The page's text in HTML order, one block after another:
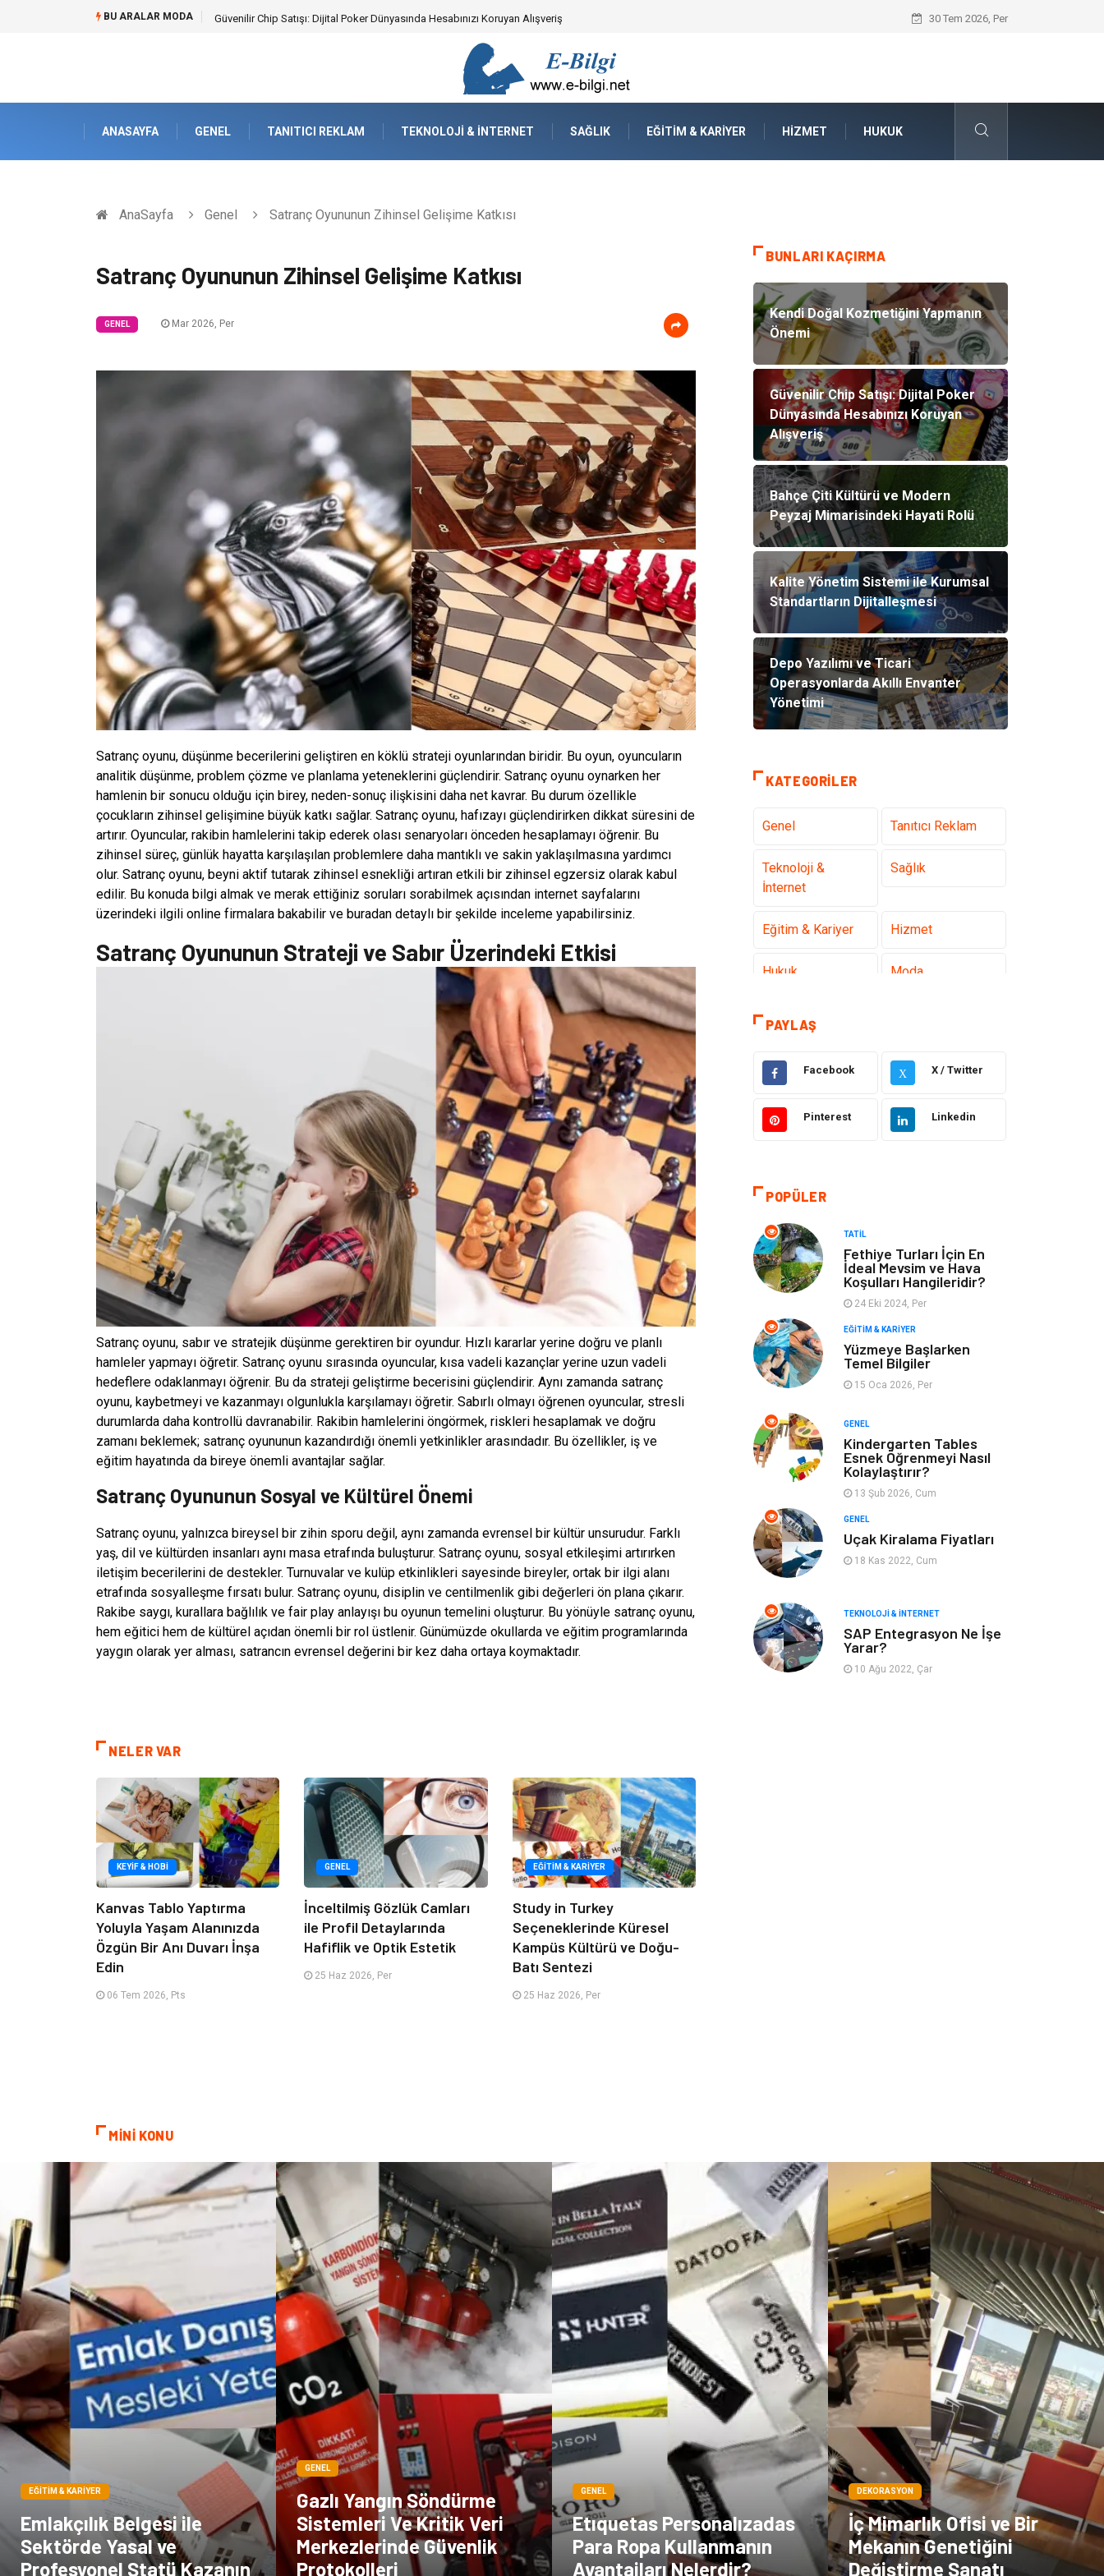
BU ARALAR MODA Bahçe Çiti Kültürü ve Modern Peyzaj Mimarisindeki Hayati Rolü Kalite Yönetim Sistemi ile Kurumsal
30 Tem 2026, Per
ANASAYFA GENEL TANITICI REKLAM TEKNOLOJI & İNTERNET SAĞLIK EĞITIM & KARIYER HIZMET HUKUK
AnaSayfa Genel Satranç Oyununun Zihinsel Gelişime Katkısı
Satranç Oyununun Zihinsel Gelişime Katkısı
GENEL Mar 2026, Per
Satranç oyunu, düşünme becerilerini geliştiren en köklü strateji oyunlarından biridir. Bu oyun, oyuncuların
analitik düşünme, problem çözme ve planlama yeteneklerini güçlendirir. Satranç oyunu oynarken her
hamlenin bir sonucu olduğu için birey, neden-sonuç ilişkisini daha net kavrar. Bu durum özellikle
çocukların zihinsel gelişimine büyük katkı sağlar. Satranç oyunu, hafızayı güçlendirirken dikkat süresini de
artırır. Oyuncular, rakibin hamlelerini takip ederek olası senaryoları önceden hesaplamayı öğrenir. Bu
zihinsel süreç, günlük hayatta karşılaşılan problemlere daha mantıklı ve sakin yaklaşılmasına yardımcı
olur. Satranç oyunu, beyni aktif tutarak zihinsel esnekliği artıran etkili bir zihinsel egzersiz olarak kabul
edilir. Bu konuda bilgi almak ve merak ettiğiniz soruları sorabilmek açısından internet sayfalarını
üzerindeki ilgili online firmalara bakabilir ve buradan detaylı bir şekilde inceleme yapabilirsiniz.
Satranç Oyununun Strateji ve Sabır Üzerindeki Etkisi
Satranç oyunu, sabır ve stratejik düşünme gerektiren bir oyundur. Hızlı kararlar yerine doğru ve planlı
hamleler yapmayı öğretir. Satranç oyunu sırasında oyuncular, kısa vadeli kazançlar yerine uzun vadeli
hedeflere odaklanmayı öğrenir. Bu da strateji geliştirme becerisini güçlendirir. Aynı zamanda satranç
oyunu, kaybetmeyi ve kazanmayı olgunlukla karşılamayı öğretir. Sabırlı olmayı öğrenen oyuncular, stresli
durumlarda daha kontrollü davranabilir. Rakibin hamlelerini öngörmek, riskleri hesaplamak ve doğru
zamanı beklemek; satranç oyununun kazandırdığı önemli yetkinlikler arasındadır. Bu özellikler, iş ve
eğitim hayatında da bireye önemli avantajlar sağlar.
Satranç Oyununun Sosyal ve Kültürel Önemi
Satranç oyunu, yalnızca bireysel bir zihin sporu değil, aynı zamanda evrensel bir kültür unsurudur. Farklı
yaş, dil ve kültürden insanları aynı masa etrafında buluşturur. Satranç oyunu, sosyal etkileşimi artırırken
iletişim becerilerini de destekler. Turnuvalar ve kulüp etkinlikleri sayesinde bireyler, ortak bir ilgi alanı
etrafında sosyalleşme fırsatı bulur. Satranç oyunu, disiplin ve centilmenlik gibi değerleri ön plana çıkarır.
Rakibe saygı, kurallara bağlılık ve fair play anlayışı bu oyunun temelini oluşturur. Bu yönüyle satranç oyunu,
hem eğitici hem de kültürel açıdan önemli bir rol üstlenir. Günümüzde okullarda ve eğitim programlarında
yaygın olarak yer alması, satrancın evrensel değerini bir kez daha ortaya koymaktadır.
NELER VAR
KEYIF & HOBI
Kanvas Tablo Yaptırma
Yoluyla Yaşam Alanınızda
Özgün Bir Anı Duvarı İnşa
Edin
06 Tem 2026, Pts
GENEL
İnceltilmiş Gözlük Camları
ile Profil Detaylarında
Hafiflik ve Optik Estetik
25 Haz 2026, Per
EĞITIM & KARIYER
Study in Turkey
Seçeneklerinde Küresel
Kampüs Kültürü ve Doğu-
Batı Sentezi
25 Haz 2026, Per
BUNLARI KAÇIRMA
Kendi Doğal Kozmetiğini Yapmanın
Önemi
Güvenilir Chip Satışı: Dijital Poker
Dünyasında Hesabınızı Koruyan
Alışveriş
Bahçe Çiti Kültürü ve Modern
Peyzaj Mimarisindeki Hayati Rolü
Kalite Yönetim Sistemi ile Kurumsal
Standartların Dijitalleşmesi
Depo Yazılımı ve Ticari
Operasyonlarda Akıllı Envanter
Yönetimi
KATEGORILER
Genel Tanıtıcı Reklam
Teknoloji &
İnternet
Sağlık
Eğitim & Kariyer Hizmet
Hukuk Moda
Gündem
Genel Kültür
Metal Evlilik Rehberi
Finans & Ekonomi
Yeme & İçme Anne & Çocuk
Ev İşleri Gayrimenkul
Organizasyon
Astroloji Aksesuar
Mobilya
Bebek Giyim saç dökülmesi
saç bakımı
kozmetiğin püf
noktaları
Spor Malzemeleri
PAYLAŞ
Facebook X X / Twitter
Pinterest Linkedin
POPÜLER
TATIL
Fethiye Turları İçin En
İdeal Mevsim ve Hava
Koşulları Hangileridir?
24 Eki 2024, Per
EĞITIM & KARIYER
Yüzmeye Başlarken
Temel Bilgiler
15 Oca 2026, Per
GENEL
Kindergarten Tables
Esnek Öğrenmeyi Nasıl
Kolaylaştırır?
13 Şub 2026, Cum
GENEL
Uçak Kiralama Fiyatları
18 Kas 2022, Cum
TEKNOLOJI & İNTERNET
SAP Entegrasyon Ne İşe
Yarar?
10 Ağu 2022, Çar
MİNİ KONU
EĞITIM & KARIYER
Emlakçılık Belgesi ile
Sektörde Yasal ve
Profesyonel Statü Kazanın
GENEL
Gazlı Yangın Söndürme
Sistemleri Ve Kritik Veri
Merkezlerinde Güvenlik
Protokolleri
GENEL
Etıquetas Personalızadas
Para Ropa Kullanmanın
Avantajları Nelerdir?
DEKORASYON
İç Mimarlık Ofisi ve Bir
Mekanın Genetiğini
Değiştirme Sanatı